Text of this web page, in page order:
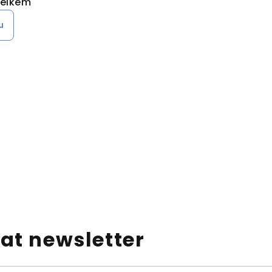
newsletter